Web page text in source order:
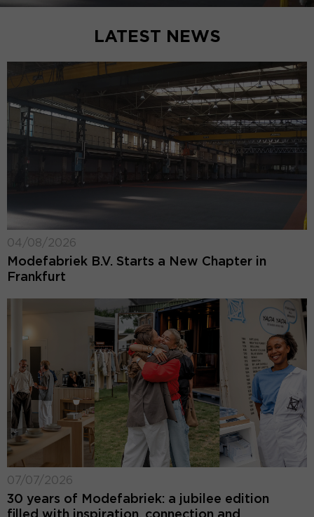
LATEST NEWS
04/08/2026
Modefabriek B.V. Starts a New Chapter in
Frankfurt
07/07/2026
30 years of Modefabriek: a jubilee edition
filled with inspiration, connection and